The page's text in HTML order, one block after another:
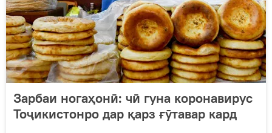
Зарбаи ногаҳонӣ: чӣ гуна коронавирус
Тоҷикистонро дар қарз ғӯтавар кард